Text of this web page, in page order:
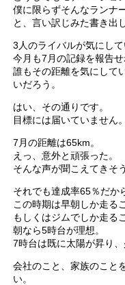
僕に限らずそんなランナ
と、言い訳じみた書き出し
3人のライバルが気にし
今月も7月の記録を報告せ
誰もその距離を気にして
いだろう。
はい、その通りです。
目標には届いていません。
7月の距離は65km。
えっ、意外と頑張った。
そんな声が聞こえてきそ
それでも達成率65％だか
この時期は早朝しか走る
もしくはジムでしか走る
朝なら5時台が理想。
7時台は既に太陽が昇り
会社のこと、家族のこと
い。